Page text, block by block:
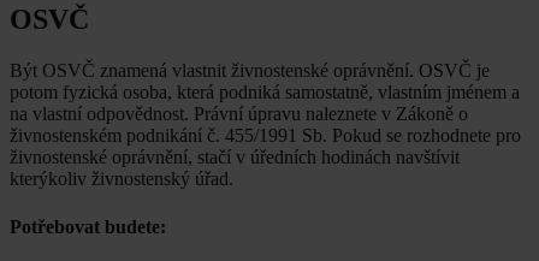
OSVČ
Být OSVČ znamená vlastnit živnostenské oprávnění. OSVČ je
potom fyzická osoba, která podniká samostatně, vlastním jménem a
na vlastní odpovědnost. Právní úpravu naleznete v Zákoně o
živnostenském podnikání č. 455/1991 Sb. Pokud se rozhodnete pro
živnostenské oprávnění, stačí v úředních hodinách navštívit
kterýkoliv živnostenský úřad.
Potřebovat budete: